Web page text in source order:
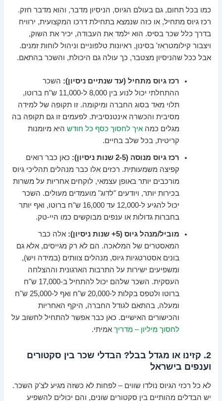
כמו בכל תחום, גם בעולם הגיוס, הניסיון מדבר, והוא מדבר חזק.
רכז גיוס מתחיל, או כזה שנמצא בתחילת דרכו המקצועית, ירוויח
בדרך כלל שכר בסיס. הוא ילמד את העבודה, יכיר את השוק,
ויצבור קילומטראז' בסינון, ראיונות טלפוניים וניהול לוחות זמנים.
אבל ככל שהניסיון מצטבר, כך עולה גם היכולת, והשכר בהתאם.
רכז גיוס מתחיל (עד שנתיים ניסיון): השכר
ההתחלתי יכול לנוע בין 8,000 ל-11,000 ש"ח ברוטו,
תלוי מאד בסוג החברה ומיקומה. זו תקופה של למידה
מסיבית והכשרה אינטנסיבית. לפעמים זו גם תקופה בה
מגלים כמהאיך לחסוך כסף כל חודש היא מיומנות
קריטית, בכל שלב בחיים.
רכז גיוס מנוסה (2-5 שנות ניסיון):
כאן כבר רואים
קפיצה משמעותית. רכזים אלו כבר מנהלים תהליכי גיוס
מורכבים יותר באופן עצמאי, לוקחים אחריות על משרות
בכירות יותר, ויודעים "לדוג" מועמדים מעולים. השכר
יכול להגיע ל-12,000 עד 16,000 ש"ח ברוטו, ואף יותר
בחברות גדולות או ענפים מבוקשים כמו היי-טק.
מוביל/מנהל גיוס (5+ שנות ניסיון):
אלה כבר
המאסטרים של המלאכה. הם לא רק מגייסים, אלא גם
בונים אסטרטגיות גיוס, מנהלים צוותים (במידה ויש),
ומשפיעים ישירות על התרבות הארגונית וההצלחה
העסקית. השכר שלהם יכול להתחיל ב-17,000 ש"ח
ברוטו ולטפס בקלות ל-20,000 ש"ח ואף ל-25,000 ש"ח
ומעלה, בהתאם לגודל החברה, היקף האחריות
והכישורים האישיים. כאן כבר אפשר להתחיל לחשוב על
לחסוך מיליון – מדריך אמיתי.
2. קזינו או מגדל בבל? הבדלי שכר בין סקטורים
וענפים בישראל
לא כל רכזי הגיוס נולדו שווים – לפחות לא כשזה מגיע לצ'ק השכר.
יש הבדלים מהותיים בין סקטורים שונים, והם יכולים להשפיע